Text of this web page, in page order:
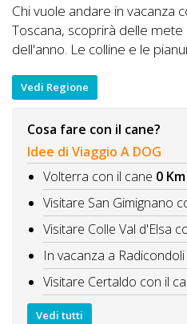
Chi vuole andare in vacanza
Toscana, scoprirà delle
dell'anno. Le colline e le
Vedi Regione
Cosa fare con il cane?
Idee di Viaggio A DOG
Volterra con il cane 0 Km
Visitare San Gimignano
Visitare Colle Val d'Elsa
In vacanza a
Visitare Certaldo con il
Vedi tutti